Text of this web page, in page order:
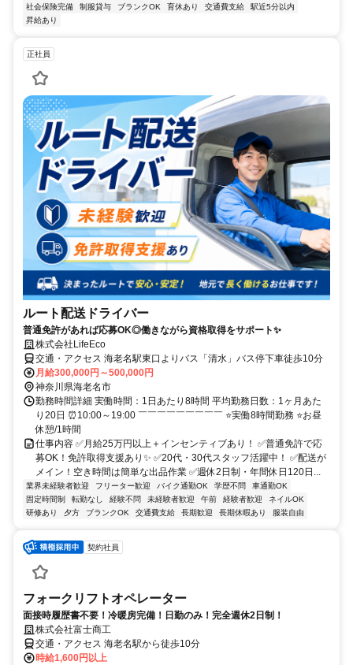
社会保険完備
制服貸与 ブランクOK 育休あり 交通費支給
駅近5分以内
昇給あり
正社員
ルート配送ドライバー
普通免許があれば応募OK◎働きながら資格取得をサポート✨
株式会社LifeEco
交通・アクセス 海老名駅東口よりバス「清水」バス停下車徒歩10分
月給300,000円～500,000円
神奈川県海老名市
勤務時間詳細 実働時間：1日あたり8時間 平均勤務日数：1ヶ月あた
り20日 ⏰10:00～19:00 ￣￣￣￣￣￣￣￣￣ ⭐実働8時間勤務 ⭐お昼
休憩/1時間
仕事内容 ✅月給25万円以上＋インセンティブあり！ ✅普通免許で応
募OK！免許取得支援あり✨ ✅20代・30代スタッフ活躍中！ ✅配送が
メイン！空き時間は簡単な出品作業 ✅週休2日制・年間休日120日...
業界未経験者歓迎 フリーター歓迎 バイク通勤OK 学歴不問
車通勤OK
固定時間制
転勤なし 経験不問 未経験者歓迎 午前 経験者歓迎
ネイルOK
研修あり
夕方 ブランクOK 交通費支給 長期歓迎 長期休暇あり 服装自由
契約社員
フォークリフトオペレーター
面接時履歴書不要！冷暖房完備！日勤のみ！完全週休2日制！
株式会社富士商工
交通・アクセス 海老名駅から徒歩10分
時給1,600円以上